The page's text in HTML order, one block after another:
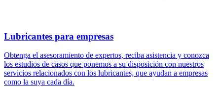
Lubricantes para empresas
Obtenga el asesoramiento de expertos, reciba asistencia y conozca
los estudios de casos que ponemos a su disposición con nuestros
servicios relacionados con los lubricantes, que ayudan a empresas
como la suya cada día.